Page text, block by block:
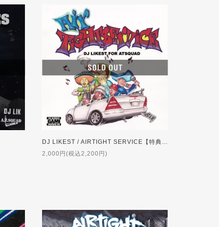
DJ LIKEST / AIRTIGHT SERVICE【特典付】【完売】
2,000円(税込2,200円)